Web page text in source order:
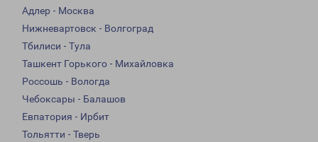
Адлер - Москва
Нижневартовск - Волгоград
Тбилиси - Тула
Ташкент Горького - Михайловка
Россошь - Вологда
Чебоксары - Балашов
Евпатория - Ирбит
Тольятти - Тверь